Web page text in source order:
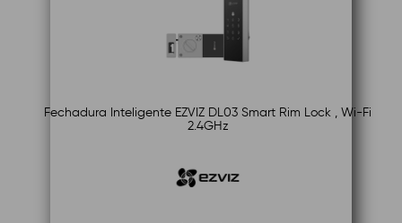
Fechadura Inteligente EZVIZ DL03 Smart Rim Lock , Wi-Fi
2.4GHz